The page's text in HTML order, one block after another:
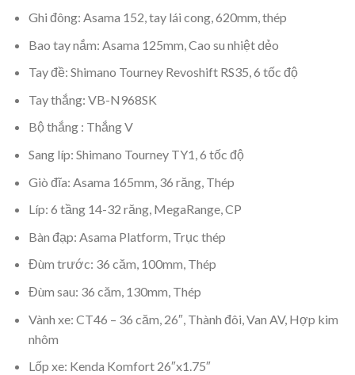
Ghi đông: Asama 152, tay lái cong, 620mm, thép
Bao tay nắm: Asama 125mm, Cao su nhiệt dẻo
Tay đề: Shimano Tourney Revoshift RS35, 6 tốc độ
Tay thắng: VB-N968SK
Bộ thắng : Thắng V
Sang líp: Shimano Tourney TY1, 6 tốc độ
Giò đĩa: Asama 165mm, 36 răng, Thép
Líp: 6 tầng 14-32 răng, MegaRange, CP
Bàn đạp: Asama Platform, Trục thép
Đùm trước: 36 căm, 100mm, Thép
Đùm sau: 36 căm, 130mm, Thép
Vành xe: CT46 – 36 căm, 26″, Thành đôi, Van AV, Hợp kim
nhôm
Lốp xe: Kenda Komfort 26″x1.75″